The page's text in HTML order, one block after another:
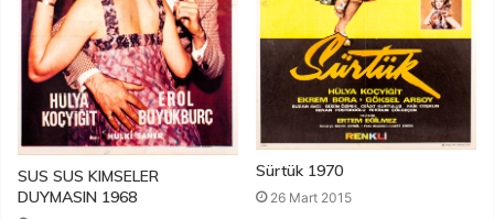
SUS SUS KIMSELER
DUYMASIN 1968
Sürtük 1970
26 Mart 2015